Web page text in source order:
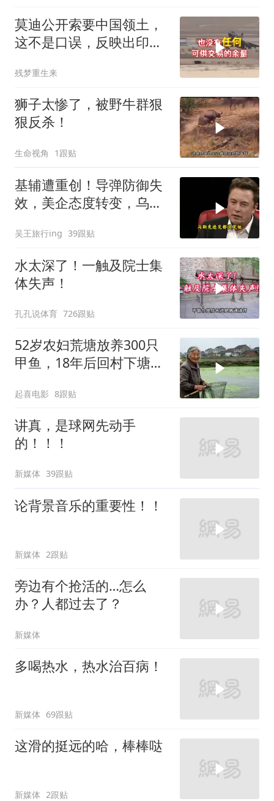
莫迪公开索要中国领土，
这不是口误，反映出印度
残梦重生来
狮子太惨了，被野牛群狠
狠反杀！
生命视角 1跟贴
基辅遭重创！导弹防御失
效，美企态度转变，乌处
吴王旅行ing 39跟贴
水太深了！一触及院士集
体失声！
孔孔说体育 726跟贴
52岁农妇荒塘放养300只
甲鱼，18年后回村下塘瞬
起喜电影 8跟贴
讲真，是球网先动手
的！！！
新媒体 39跟贴
论背景音乐的重要性！！
新媒体 2跟贴
旁边有个抢活的…怎么
办？人都过去了？
新媒体
多喝热水，热水治百病！
新媒体 69跟贴
这滑的挺远的哈，棒棒哒
新媒体 2跟贴